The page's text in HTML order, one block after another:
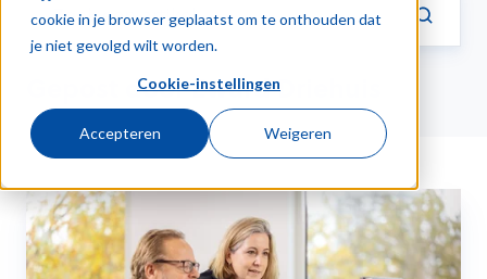
cookie in je browser geplaatst om te onthouden dat
je niet gevolgd wilt worden.
Cookie-instellingen
Accepteren Weigeren
Gepost door Eward Driehuis
“Als
het
MKB